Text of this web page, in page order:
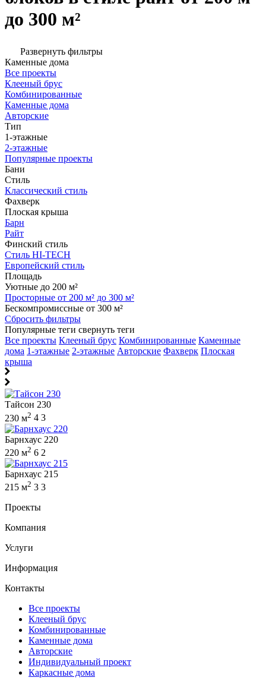
до 300 м²
Развернуть фильтры
Каменные дома
Все проекты
Клееный брус
Комбинированные
Каменные дома
Авторские
Тип
1-этажные
2-этажные
Популярные проекты
Бани
Стиль
Классический стиль
Фахверк
Плоская крыша
Барн
Райт
Финский стиль
Стиль HI-TECH
Европейский стиль
Площадь
Уютные до 200 м²
Просторные от 200 м² до 300 м²
Бескомпромиссные от 300 м²
Сбросить фильтры
Популярные теги свернуть теги
Все проекты Клееный брус Комбинированные Каменные
дома 1-этажные 2-этажные Авторские Фахверк Плоская
крыша
Тайсон 230
230 м2 4 3
Барнхаус 220
220 м2 6 2
Барнхаус 215
215 м2 3 3
Проекты
Компания
Услуги
Информация
Контакты
Все проекты
Клееный брус
Комбинированные
Каменные дома
Авторские
Индивидуальный проект
Каркасные дома